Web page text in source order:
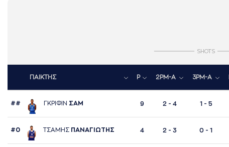
SHOTS
ΠΑΙΚΤΗΣ P 2PM-A 3PM-A
## ΓΚΡΙΦΙΝ ΣAΜ 9 2 - 4 1 - 5
#0 ΤΣAΜΗΣ ΠAΝAΓΙΩΤΗΣ 4 2 - 3 0 - 1